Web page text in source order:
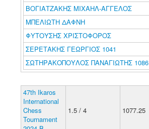
ΒΟΓΙΑΤΖΑΚΗΣ ΜΙΧΑΗΛ-ΑΓΓΕΛΟΣ
ΜΠΕΛΙΩΤΗ ΔΑΦΝΗ
ΦΥΤΟΥΣΗΣ ΧΡΙΣΤΟΦΟΡΟΣ
ΣΕΡΕΤΑΚΗΣ ΓΕΩΡΓΙΟΣ 1041
ΣΩΤΗΡΑΚΟΠΟΥΛΟΣ ΠΑΝΑΓΙΩΤΗΣ 1086
47th Ikaros
International
Chess
Tournament
1.5 / 4 1077.25